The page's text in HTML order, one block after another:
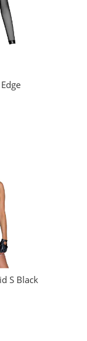
S Black